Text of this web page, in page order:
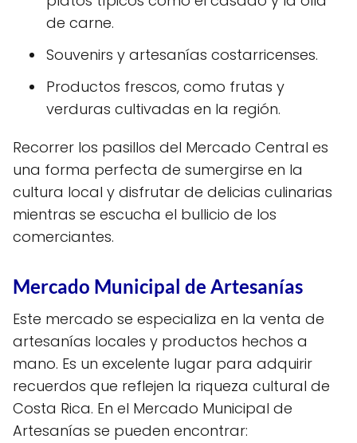
de carne.
Souvenirs y artesanías costarricenses.
Productos frescos, como frutas y
verduras cultivadas en la región.
Recorrer los pasillos del Mercado Central es
una forma perfecta de sumergirse en la
cultura local y disfrutar de delicias culinarias
mientras se escucha el bullicio de los
comerciantes.
Mercado Municipal de Artesanías
Este mercado se especializa en la venta de
artesanías locales y productos hechos a
mano. Es un excelente lugar para adquirir
recuerdos que reflejen la riqueza cultural de
Costa Rica. En el Mercado Municipal de
Artesanías se pueden encontrar: